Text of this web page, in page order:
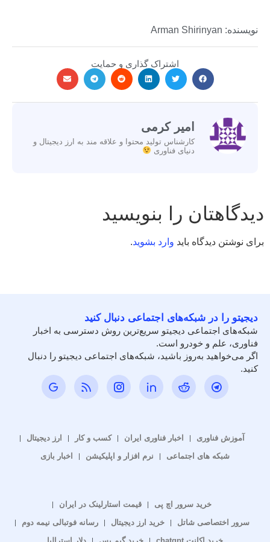
نویسنده: Arman Shirinyan
اشتراک گذاری و حمایت
امیر کرمی
کارشناس تولید محتوا و علاقه مند به ارز دیجیتال و
دنیای فناوری
دیدگاهتان را بنویسید
برای نوشتن دیدگاه باید وارد بشوید.
دیجیتو را در شبکه‌های اجتماعی دنبال کنید
شبکه‌های اجتماعی دیجیتو سریع‌ترین روش دسترسی به اخبار
فناوری، علم و خودرو است.
اگر می‌خواهید به‌روز باشید، شبکه‌های اجتماعی دیجیتو را دنبال
کنید.
آموزش فناوری اخبار فناوری ایران کسب و کار
ارز دیجیتال
شبکه های اجتماعی
نرم افزار و اپلیکیشن اخبار بازی
خرید سرور اچ پی
قیمت استارلینک در ایران
سرور اختصاصی شاتل
خرید ارز دیجیتال
رسانه فوتبالی نیمه دوم